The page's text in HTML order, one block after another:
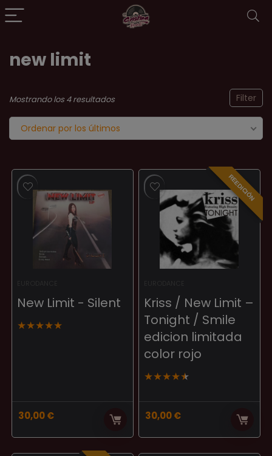
new limit
Filter
Mostrando los 4 resultadosOrdenado
por
los
Ordenar por los últimos
New Limit ‎- Silent
★★★★★
30,00€
REEDICIÓN
Kriss / New Limit –
Tonight / Smile
edicion limitada
color rojo
★★★★★
30,00€